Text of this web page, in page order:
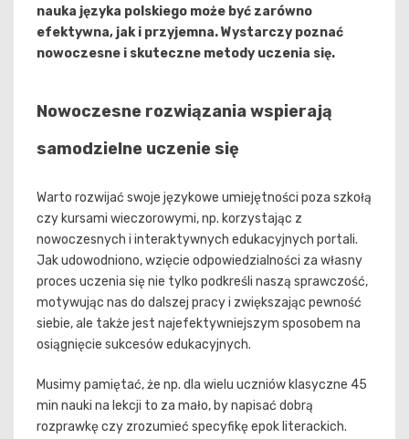
nauka języka polskiego może być zarówno
efektywna, jak i przyjemna. Wystarczy poznać
nowoczesne i skuteczne metody uczenia się.
Nowoczesne rozwiązania wspierają
samodzielne uczenie się
Warto rozwijać swoje językowe umiejętności poza szkołą
czy kursami wieczorowymi, np. korzystając z
nowoczesnych i interaktywnych edukacyjnych portali.
Jak udowodniono, wzięcie odpowiedzialności za własny
proces uczenia się nie tylko podkreśli naszą sprawczość,
motywując nas do dalszej pracy i zwiększając pewność
siebie, ale także jest najefektywniejszym sposobem na
osiągnięcie sukcesów edukacyjnych.
Musimy pamiętać, że np. dla wielu uczniów klasyczne 45
min nauki na lekcji to za mało, by napisać dobrą
rozprawkę czy zrozumieć specyfikę epok literackich.